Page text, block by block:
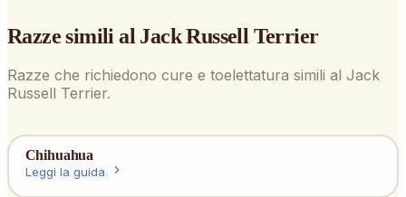
Razze simili al Jack Russell Terrier
Razze che richiedono cure e toelettatura simili al Jack
Russell Terrier.
Chihuahua
Leggi la guida